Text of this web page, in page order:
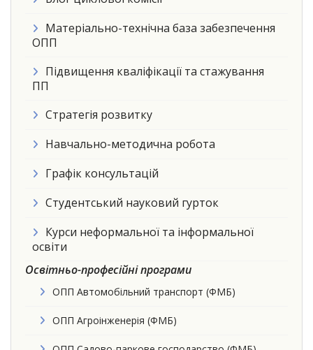
Матеріально-технічна база забезпечення
ОПП
Підвищення кваліфікації та стажування
ПП
Стратегія розвитку
Навчально-методична робота
Графік консультацій
Студентський науковий гурток
Курси неформальної та інформальної
освіти
Освітньо-професійні програми
ОПП Автомобільний транспорт (ФМБ)
ОПП Агроінженерія (ФМБ)